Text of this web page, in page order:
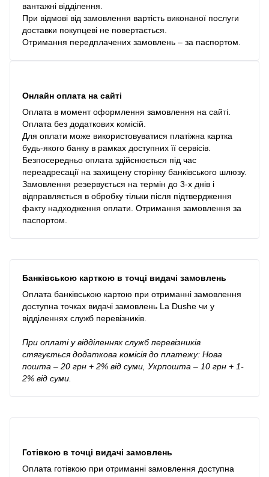
вантажні відділення.
При відмові від замовлення вартість виконаної послуги
доставки покупцеві не повертається.
Отримання передплачених замовлень – за паспортом.
Онлайн оплата на сайті
Оплата в момент оформлення замовлення на сайті.
Оплата без додаткових комісій.
Для оплати може використовуватися платіжна картка
будь-якого банку в рамках доступних її сервісів.
Безпосередньо оплата здійснюється під час
переадресації на захищену сторінку банківського шлюзу.
Замовлення резервується на термін до 3-х днів і
відправляється в обробку тільки після підтвердження
факту надходження оплати. Отримання замовлення за
паспортом.
Банківською карткою в точці видачі замовлень
Оплата банківською картою при отриманні замовлення
доступна точках видачі замовлень La Dushe чи у
відділеннях служб перевізників.
При оплаті у відділеннях служб перевізників
стягується додаткова комісія до платежу: Нова
пошта – 20 грн + 2% від суми, Укрпошта – 10 грн + 1-
2% від суми.
Готівкою в точці видачі замовлень
Оплата готівкою при отриманні замовлення доступна